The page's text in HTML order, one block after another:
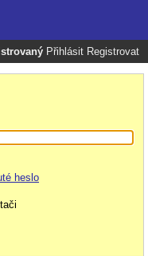
Přihlásit Registrovat
heslo